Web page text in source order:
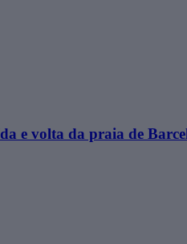
e volta da praia de